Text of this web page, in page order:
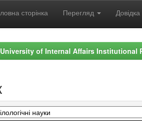
сторінка Перегляд Довідка
of Internal Affairs Institutional